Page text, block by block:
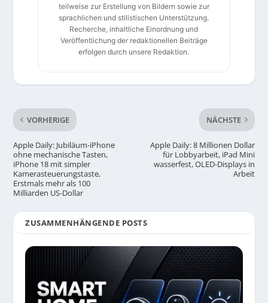
teilweise zur Erstellung von Bildern sowie zur
sprachlichen und stilistischen Unterstützung.
Recherche, inhaltliche Einordnung und
Veröffentlichung der redaktionellen Beiträge
erfolgen durch unsere Redaktion.
VORHERIGE
Apple Daily: Jubiläum-iPhone
ohne mechanische Tasten,
iPhone 18 mit simpler
Kamerasteuerungstaste,
Erstmals mehr als 100
Milliarden US-Dollar
NÄCHSTE
Apple Daily: 8 Millionen Dollar
für Lobbyarbeit, iPad Mini
wasserfest, OLED-Displays in
Arbeit
ZUSAMMENHÄNGENDE POSTS